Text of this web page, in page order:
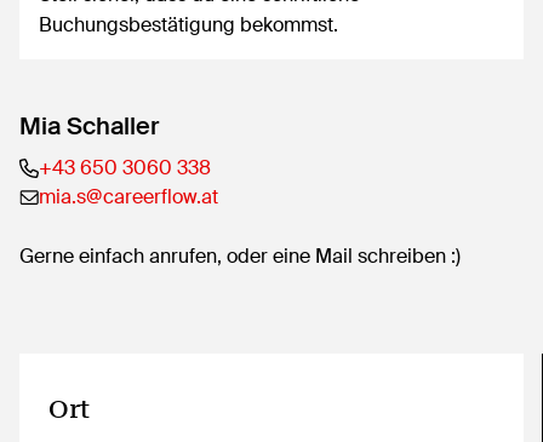
Buchungsbestätigung bekommst.
Mia Schaller
+43 650 3060 338
mia.s@careerflow.at
Gerne einfach anrufen, oder eine Mail schreiben :)
Ort